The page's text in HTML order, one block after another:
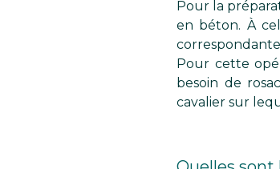
Pour la
en béton. À
Pour cette
besoin de
cavalier sur